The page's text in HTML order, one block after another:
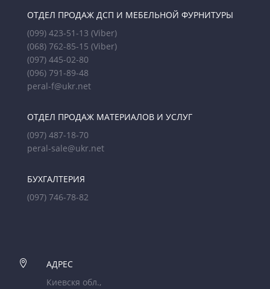
ОТДЕЛ ПРОДАЖ ДСП И МЕБЕЛЬНОЙ ФУРНИТУРЫ
(099) 423-51-13 (Viber)
(068) 762-85-15 (Viber)
(097) 445-02-80
(096) 791-89-48
peral-f@ukr.net
ОТДЕЛ ПРОДАЖ МАТЕРИАЛОВ И УСЛУГ
(097) 487-18-70
peral-sale@ukr.net
БУХГАЛТЕРИЯ
(097) 746-78-82

АДРЕС
Киевскя обл.,